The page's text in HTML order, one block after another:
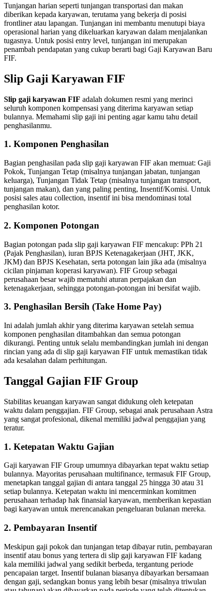
Tunjangan harian seperti tunjangan transportasi dan makan
diberikan kepada karyawan, terutama yang bekerja di posisi
frontliner atau lapangan. Tunjangan ini membantu menutupi biaya
operasional harian yang dikeluarkan karyawan dalam menjalankan
tugasnya. Untuk posisi entry level, tunjangan ini merupakan
penambah pendapatan yang cukup berarti bagi Gaji Karyawan Baru
FIF.
Slip Gaji Karyawan FIF
Slip gaji karyawan FIF adalah dokumen resmi yang merinci
seluruh komponen kompensasi yang diterima karyawan setiap
bulannya. Memahami slip gaji ini penting agar kamu tahu detail
penghasilanmu.
1. Komponen Penghasilan
Bagian penghasilan pada slip gaji karyawan FIF akan memuat: Gaji
Pokok, Tunjangan Tetap (misalnya tunjangan jabatan, tunjangan
keluarga), Tunjangan Tidak Tetap (misalnya tunjangan transport,
tunjangan makan), dan yang paling penting, Insentif/Komisi. Untuk
posisi sales atau collection, insentif ini bisa mendominasi total
penghasilan kotor.
2. Komponen Potongan
Bagian potongan pada slip gaji karyawan FIF mencakup: PPh 21
(Pajak Penghasilan), iuran BPJS Ketenagakerjaan (JHT, JKK,
JKM) dan BPJS Kesehatan, serta potongan lain jika ada (misalnya
cicilan pinjaman koperasi karyawan). FIF Group sebagai
perusahaan besar wajib mematuhi aturan perpajakan dan
ketenagakerjaan, sehingga potongan-potongan ini bersifat wajib.
3. Penghasilan Bersih (Take Home Pay)
Ini adalah jumlah akhir yang diterima karyawan setelah semua
komponen penghasilan ditambahkan dan semua potongan
dikurangi. Penting untuk selalu membandingkan jumlah ini dengan
rincian yang ada di slip gaji karyawan FIF untuk memastikan tidak
ada kesalahan dalam perhitungan.
Tanggal Gajian FIF Group
Stabilitas keuangan karyawan sangat didukung oleh ketepatan
waktu dalam penggajian. FIF Group, sebagai anak perusahaan Astra
yang sangat profesional, dikenal memiliki jadwal penggajian yang
teratur.
1. Ketepatan Waktu Gajian
Gaji karyawan FIF Group umumnya dibayarkan tepat waktu setiap
bulannya. Mayoritas perusahaan multifinance, termasuk FIF Group,
menetapkan tanggal gajian di antara tanggal 25 hingga 30 atau 31
setiap bulannya. Ketepatan waktu ini mencerminkan komitmen
perusahaan terhadap hak finansial karyawan, memberikan kepastian
bagi karyawan untuk merencanakan pengeluaran bulanan mereka.
2. Pembayaran Insentif
Meskipun gaji pokok dan tunjangan tetap dibayar rutin, pembayaran
insentif atau bonus yang tertera di slip gaji karyawan FIF kadang
kala memiliki jadwal yang sedikit berbeda, tergantung periode
pencapaian target. Insentif bulanan biasanya dibayarkan bersamaan
dengan gaji, sedangkan bonus yang lebih besar (misalnya triwulan